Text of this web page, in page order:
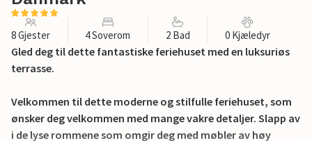
8 Gjester 4 Soverom 2 Bad 0 Kjæledyr
Gled deg til dette fantastiske feriehuset med en luksuriøs
terrasse.
Velkommen til dette moderne og stilfulle feriehuset, som
ønsker deg velkommen med mange vakre detaljer. Slapp av
i de lyse rommene som omgir deg med møbler av høy